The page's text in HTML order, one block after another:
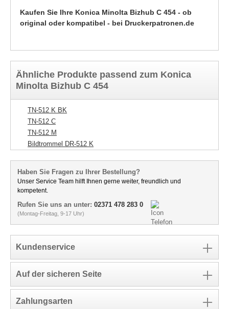
Kaufen Sie Ihre Konica Minolta Bizhub C 454 - ob
original oder kompatibel - bei Druckerpatronen.de
Ähnliche Produkte passend zum Konica
Minolta Bizhub C 454
TN-512 K BK
TN-512 C
TN-512 M
Bildtrommel DR-512 K
Haben Sie Fragen zu Ihrer Bestellung?
Unser Service Team hilft Ihnen gerne weiter, freundlich und
kompetent.
Rufen Sie uns an unter: 02371 478 283 0
(Montag-Freitag, 9-17 Uhr)
Kundenservice
Auf der sicheren Seite
Zahlungsarten